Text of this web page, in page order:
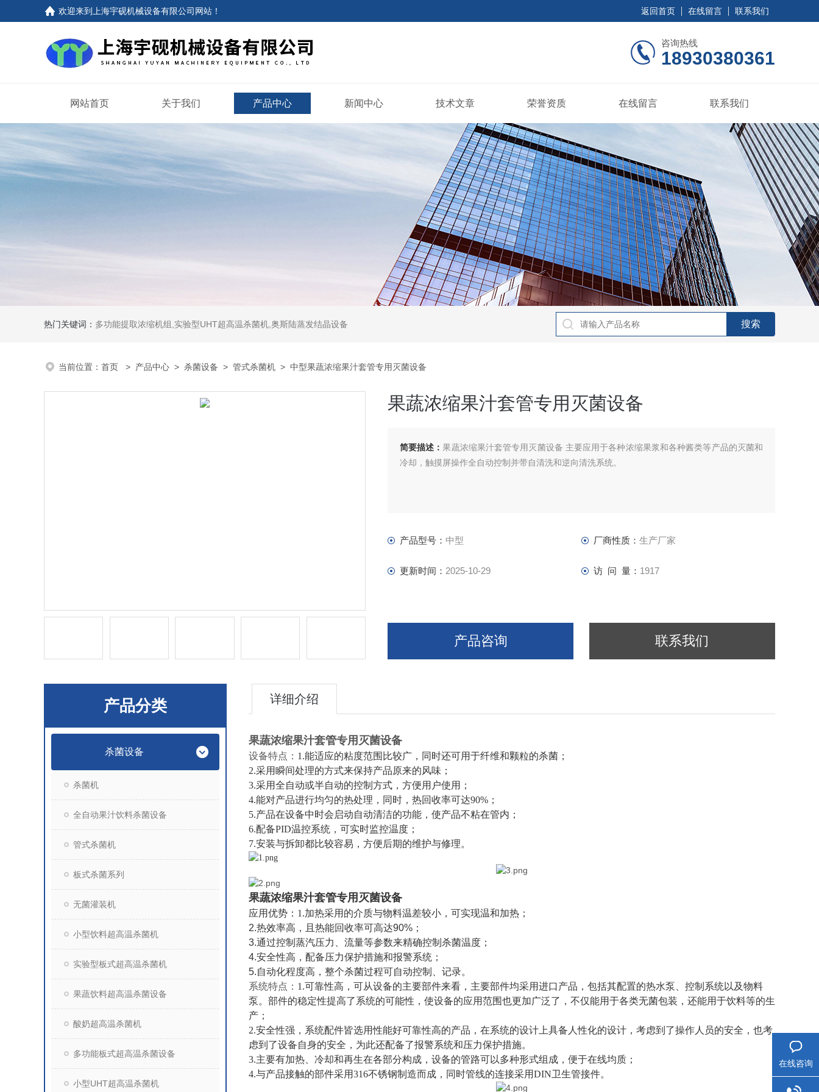
欢迎来到上海宇砚机械设备有限公司网站！ 返回首页 在线留言 联系我们
咨询热线
18930380361
网站首页 关于我们 产品中心 新闻中心 技术文章 荣誉资质 在线留言 联系我们
热门关键词： 多功能提取浓缩机组,实验型UHT超高温杀菌机,奥斯陆蒸发结晶设备
当前位置： 首页 > 产品中心 > 杀菌设备 > 管式杀菌机 > 中型果蔬浓缩果汁套管专用灭菌设备
果蔬浓缩果汁套管专用灭菌设备
简要描述：果蔬浓缩果汁套管专用灭菌设备 主要应用于各种浓缩果浆和各种酱类等产品的灭菌和
冷却，触摸屏操作全自动控制并带自清洗和逆向清洗系统。
产品型号： 中型 厂商性质： 生产厂家
更新时间： 2025-10-29 访 问 量： 1917
产品咨询 联系我们
产品分类
杀菌设备
杀菌机
全自动果汁饮料杀菌设备
管式杀菌机
板式杀菌系列
无菌灌装机
小型饮料超高温杀菌机
实验型板式超高温杀菌机
果蔬饮料超高温杀菌设备
酸奶超高温杀菌机
多功能板式超高温杀菌设备
小型UHT超高温杀菌机
详细介绍
果蔬浓缩果汁套管专用灭菌设备
设备特点： 1.能适应的粘度范围比较广，同时还可用于纤维和颗粒的杀菌；
2.采用瞬间处理的方式来保持产品原来的风味；
3.采用全自动或半自动的控制方式，方便用户使用；
4.能对产品进行均匀的热处理，同时，热回收率可达90%；
5.产品在设备中时会启动自动清洁的功能，使产品不粘在管内；
6.配备PID温控系统，可实时监控温度；
7.安装与拆卸都比较容易，方便后期的维护与修理。
果蔬浓缩果汁套管专用灭菌设备
应用优势： 1.加热采用的介质与物料温差较小，可实现温和加热；
2.热效率高，且热能回收率可高达90%；
3.通过控制蒸汽压力、流量等参数来精确控制杀菌温度；
4.安全性高，配备压力保护措施和报警系统；
5.自动化程度高，整个杀菌过程可自动控制、记录。
系统特点： 1.可靠性高，可从设备的主要部件来看，主要部件均采用进口产品，包括其配置的热水泵、控制系统以及物料
泵。部件的稳定性提高了系统的可能性，使设备的应用范围也更加广泛了，不仅能用于各类无菌包装，还能用于饮料等的生
产；
2.安全性强，系统配件皆选用性能好可靠性高的产品，在系统的设计上具备人性化的设计，考虑到了操作人员的安全，也考
虑到了设备自身的安全，为此还配备了报警系统和压力保护措施。
3.主要有加热、冷却和再生在各部分构成，设备的管路可以多种形式组成，便于在线均质；
4.与产品接触的部件采用316不锈钢制造而成，同时管线的连接采用DIN卫生管接件。
在线咨询